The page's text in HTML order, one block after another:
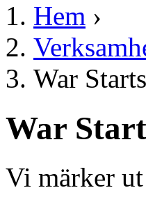
Hem ›
War
War
Vi märker